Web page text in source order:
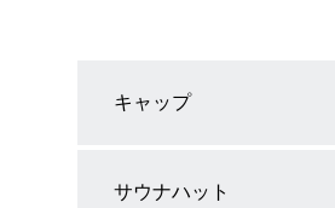
キャップ
サウナハット